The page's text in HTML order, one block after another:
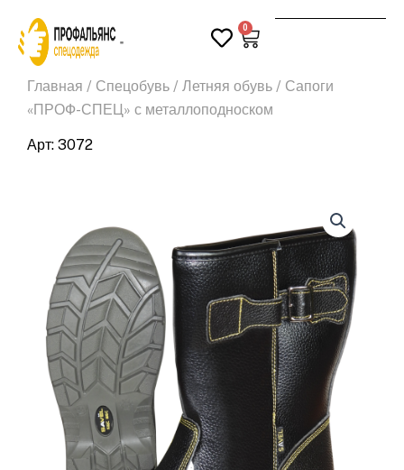
содержимому
0
Корзина
Главная / Спецобувь / Летняя обувь / Сапоги
«ПРОФ-СПЕЦ» с металлоподноском
Арт: 3072